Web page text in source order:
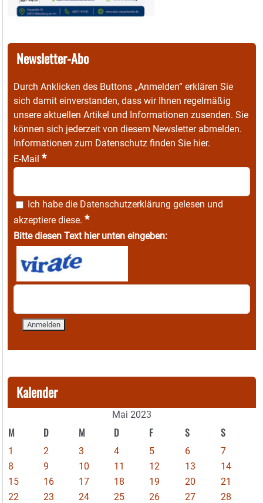
Newsletter-Abo
Durch Anklicken des Buttons „Anmelden“ erklären Sie
sich damit einverstanden, dass wir Ihnen regelmäßig
unsere aktuellen Artikel und Informationen zusenden. Sie
können sich jederzeit von diesem Newsletter abmelden.
Informationen zum Datenschutz finden Sie hier.
E-Mail *
Ich habe die Datenschutzerklärung gelesen und
akzeptiere diese. *
Bitte diesen Text hier unten eingeben:
Kalender
Mai 2023
M D M D F S S
1 2 3 4 5 6
7
8
9 10 11 12 13
14
15
16 17 18 19 20
21
22
23 24 25 26 27
28